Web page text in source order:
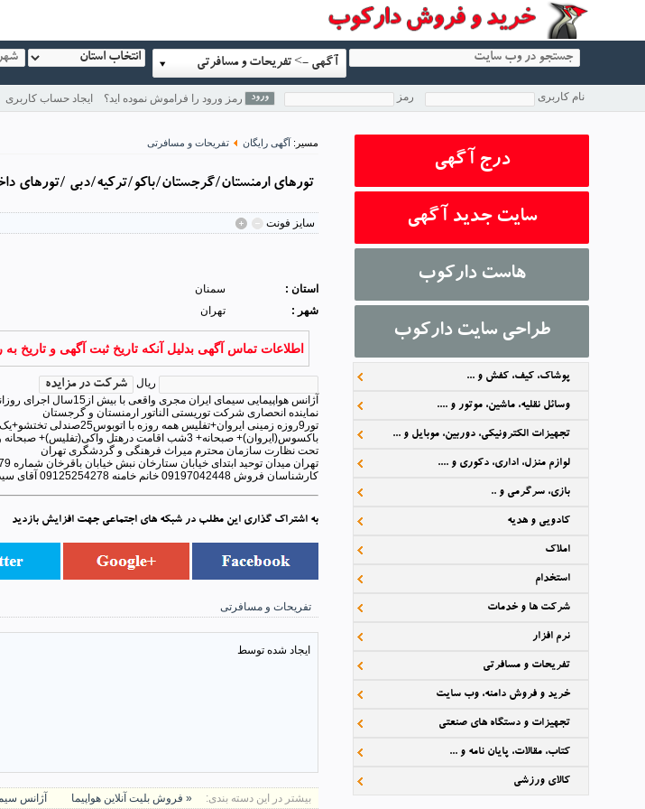
آگهی -> تفریحات و مسافرتی
نام کاربری رمز رمز ورود را فراموش نموده اید؟ ایجاد حساب کاربری
مسیر: آگهی رایگان تفریحات و مسافرتی
تورهای ارمنستان/گرجستان/باکو/ترکیه/دبی /تورهای
سايز فونت
1 2 3 4 5
استان :
سمنان
شهر :
تهران
اطلاعات تماس آگهی بدلیل آنکه تاریخ ثبت آگهی و
ریال
آژانس هواپیمایی سیمای ایران مجری واقعی با بیش از15سال اجرای روزانه
نماینده انحصاری شرکت توریستی الناتور ارمنستان و گرجستان
باکسوس(ایروان)+ صبحانه+ 3شب اقامت درهتل واکی(تفلیس)+ صبحانه و ترانسفر بین دوکشور+راهنمای ایرانی+بیمه از 1079هزارتومان
تحت نظارت سازمان محترم میراث فرهنگی و گردشگری تهران
تهران میدان توحید ابتدای خیابان ستارخان نبش خیابان باقرخان شماره 179
کارشناسان فروش 09197042448 خانم خامنه 09125254278 آقای سیدعلیخانی
به اشتراک گذاری این مطلب در شبکه های اجتماعی جهت افزایش بازدید
تفریحات و مسافرتی
ایجاد شده توسط
بیشتر در این دسته بندی: « فروش بلیت آنلاین هواپیما آژانس
درج آگهی
سایت جدید آگهی
هاست دارکوب
طراحی سایت دارکوب
پوشاک، کیف، کفش و ...
وسائل نقلیه، ماشین، موتور و ....
تجهیزات الکترونیکی، دوربین، موبایل و ...
لوازم منزل، اداری، دکوری و ....
بازی، سرگرمی و ..
کادویی و هدیه
املاک
استخدام
شرکت ها و خدمات
نرم افزار
تفریحات و مسافرتی
خرید و فروش دامنه، وب سایت
تجهیزات و دستگاه های صنعتی
کتاب، مقالات، پایان نامه و ...
کالای ورزشی